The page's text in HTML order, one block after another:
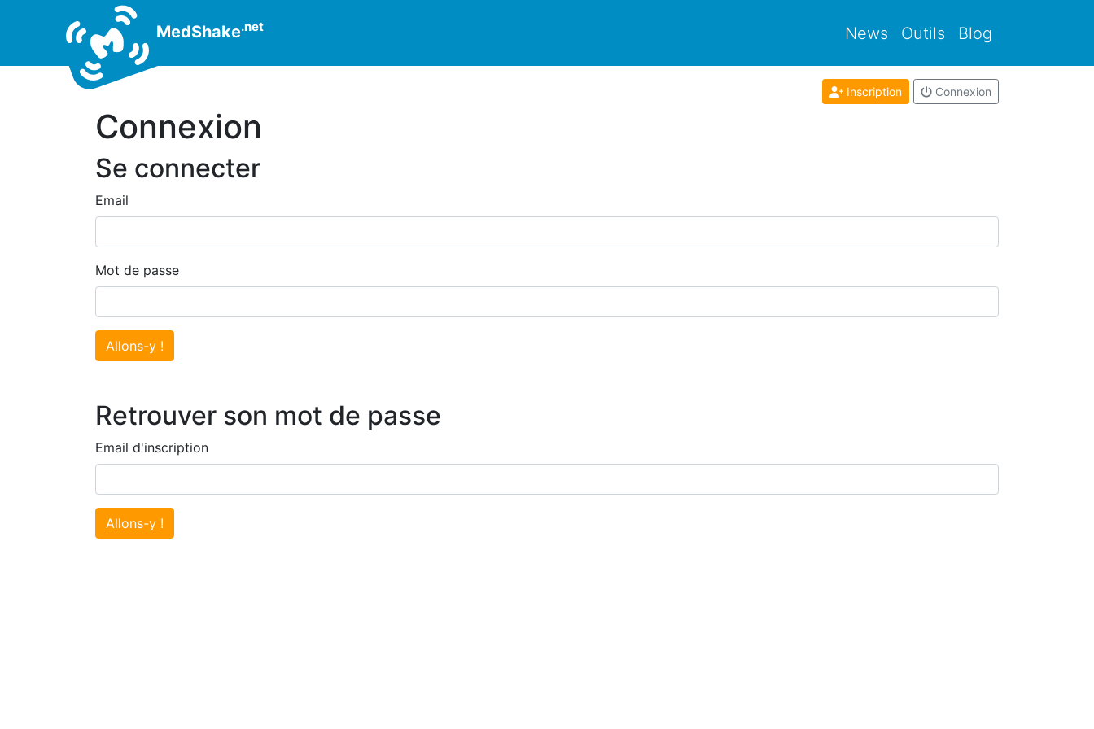
MedShake.net News Outils Blog
Inscription Connexion
Connexion
Se connecter
Email
Mot de passe
Allons-y !
Retrouver son mot de passe
Email d'inscription
Allons-y !